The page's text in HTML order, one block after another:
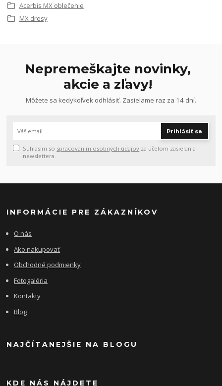
Acerbis MX oblečenie
MX dresy
Nepremeškajte novinky,
akcie a zľavy!
Môžete sa kedykoľvek odhlásiť. Zasielame raz za 14 dní.
Prihlásiť sa
Súhlasím so spracovaním osobných údajov za účelom zasielania
newslettera.
INFORMÁCIE PRE ZÁKAZNÍKOV
O nás
Ako nakupovať
Obchodné podmienky
Fotogaléria
Kontakty
Blog
NAJČÍTANEJŠIE NA BLOGU
KDE NÁS NÁJDETE